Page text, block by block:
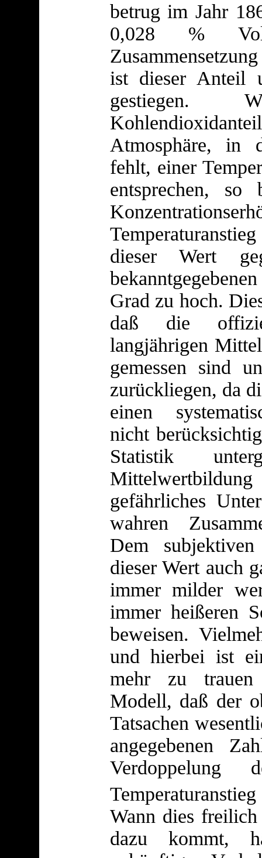
betrug im Jahr
0,028 %
ist dieser Anteil
gestiegen.
Atmosphäre, in
fehlt, einer
entsprechen,
dieser Wert
Grad zu hoch.
daß die
langjährigen
gemessen sind
zurückliegen, da
einen
nicht
Statistik
gefährliches
wahren
Dem
dieser Wert auch
immer milder
immer heißeren
beweisen.
und hierbei ist
mehr zu
Modell, daß der
Tatsachen
angegebenen
Verdoppelung
Wann dies
dazu kommt,